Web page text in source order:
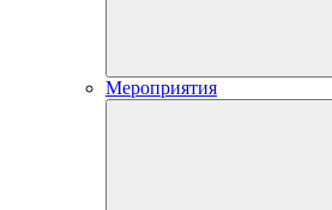
Мероприятия